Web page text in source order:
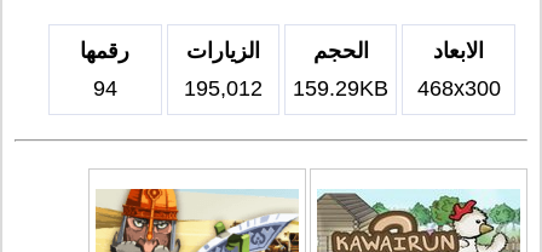
الابعاد
468x300
الحجم
159.29KB
الزيارات
195,012
رقمها
94